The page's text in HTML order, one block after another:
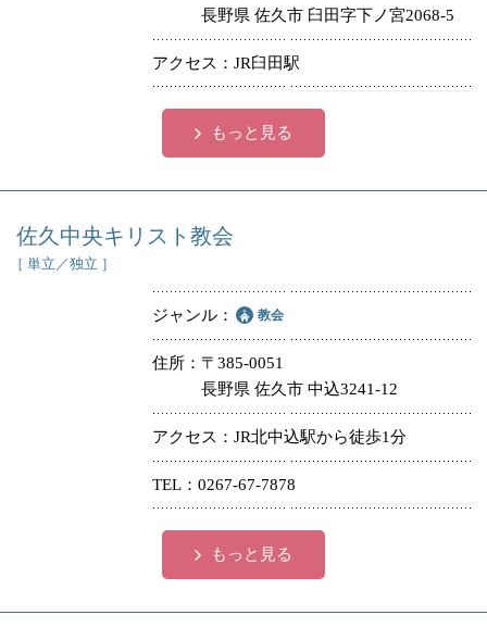
長野県 佐久市 臼田字下ノ宮2068-5
アクセス JR臼田駅
もっと見る
佐久中央キリスト教会
［ 単立／独立 ］
ジャンル 教会
住所
〒385-0051
長野県 佐久市 中込3241-12
アクセス JR北中込駅から徒歩1分
TEL 0267-67-7878
もっと見る